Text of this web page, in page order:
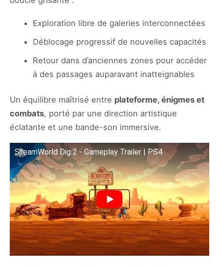
Exploration libre de galeries interconnectées
Déblocage progressif de nouvelles capacités
Retour dans d’anciennes zones pour accéder
à des passages auparavant inatteignables
Un équilibre maîtrisé entre plateforme, énigmes et
combats, porté par une direction artistique
éclatante et une bande-son immersive.
SteamWorld Dig 2 - Gameplay Trailer | PS4